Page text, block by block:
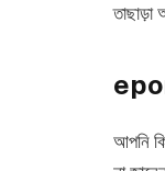
আপনি